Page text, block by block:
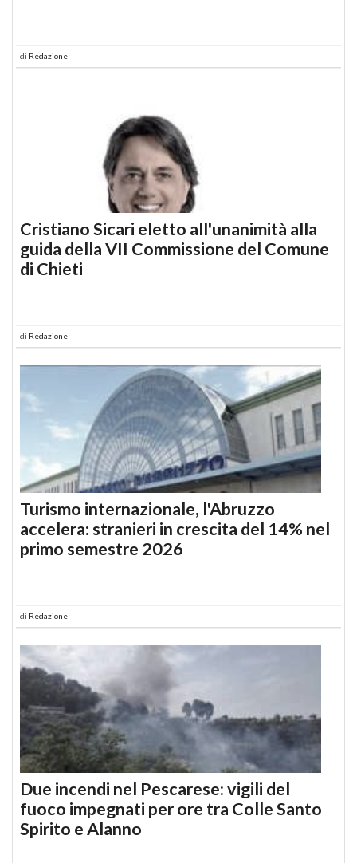
di Redazione
Cristiano Sicari eletto all'unanimità alla
guida della VII Commissione del Comune
di Chieti
di Redazione
Turismo internazionale, l'Abruzzo
accelera: stranieri in crescita del 14% nel
primo semestre 2026
di Redazione
Due incendi nel Pescarese: vigili del
fuoco impegnati per ore tra Colle Santo
Spirito e Alanno